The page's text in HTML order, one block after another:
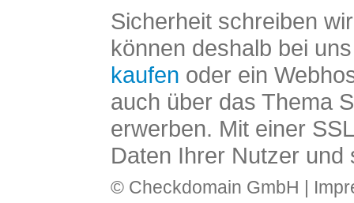
Sicherheit schreiben
können deshalb bei
kaufen oder ein
auch über das Thema
erwerben. Mit einer
Daten Ihrer Nutzer und
© Checkdomain GmbH |